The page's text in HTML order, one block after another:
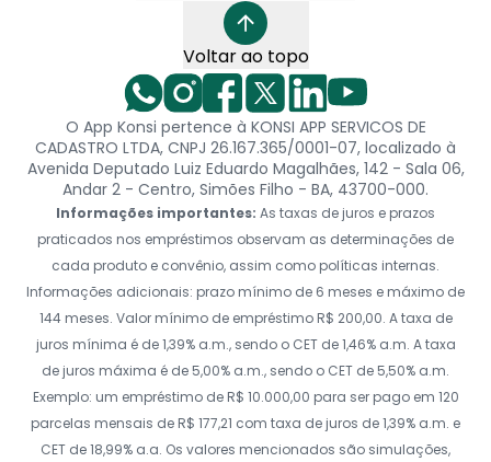
Voltar ao topo
O App Konsi pertence à KONSI APP SERVICOS DE
CADASTRO LTDA, CNPJ 26.167.365/0001-07, localizado à
Avenida Deputado Luiz Eduardo Magalhães, 142 - Sala 06,
Andar 2 - Centro, Simões Filho - BA, 43700-000.
Informações importantes: As taxas de juros e prazos
praticados nos empréstimos observam as determinações de
cada produto e convênio, assim como políticas internas.
Informações adicionais: prazo mínimo de 6 meses e máximo de
144 meses. Valor mínimo de empréstimo R$ 200,00. A taxa de
juros mínima é de 1,39% a.m., sendo o CET de 1,46% a.m. A taxa
de juros máxima é de 5,00% a.m., sendo o CET de 5,50% a.m.
Exemplo: um empréstimo de R$ 10.000,00 para ser pago em 120
parcelas mensais de R$ 177,21 com taxa de juros de 1,39% a.m. e
CET de 18,99% a.a. Os valores mencionados são simulações,